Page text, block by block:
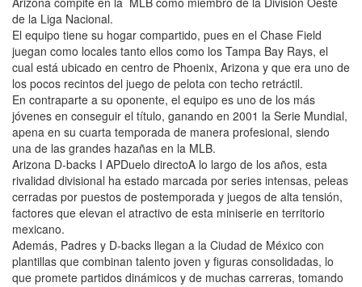
de la Liga Nacional.
El equipo tiene su hogar compartido, pues en el Chase Field
juegan como locales tanto ellos como los Tampa Bay Rays, el
cual está ubicado en centro de Phoenix, Arizona y que era uno de
los pocos recintos del juego de pelota con techo retráctil.
En contraparte a su oponente, el equipo es uno de los más
jóvenes en conseguir el título, ganando en 2001 la Serie Mundial,
apena en su cuarta temporada de manera profesional, siendo
una de las grandes hazañas en la MLB.
Arizona D-backs I APDuelo directoA lo largo de los años, esta
rivalidad divisional ha estado marcada por series intensas, peleas
cerradas por puestos de postemporada y juegos de alta tensión,
factores que elevan el atractivo de esta miniserie en territorio
mexicano.
Además, Padres y D-backs llegan a la Ciudad de México con
plantillas que combinan talento joven y figuras consolidadas, lo
que promete partidos dinámicos y de muchas carreras, tomando